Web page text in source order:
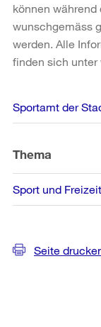
können
wunschgemäss
werden. Alle
finden sich unter
Weitere
Sportamt der
Thema
Sport und Freizeit
Seite